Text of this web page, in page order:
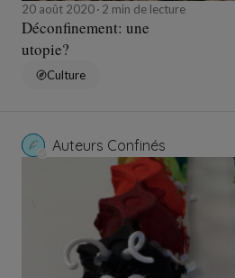
20 août 2020 2 min de lecture
Déconfinement: une
utopie?
Culture
Auteurs Confinés